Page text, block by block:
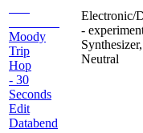
Moody
Trip
Hop
- 30
Seconds
Edit
Databend
Electronic/
-
Neutral